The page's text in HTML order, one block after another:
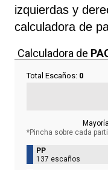
izquierdas y
calculadora de
Calculadora de
Total Escaños: 0
*Pincha sobre cada
PP
137 escaños